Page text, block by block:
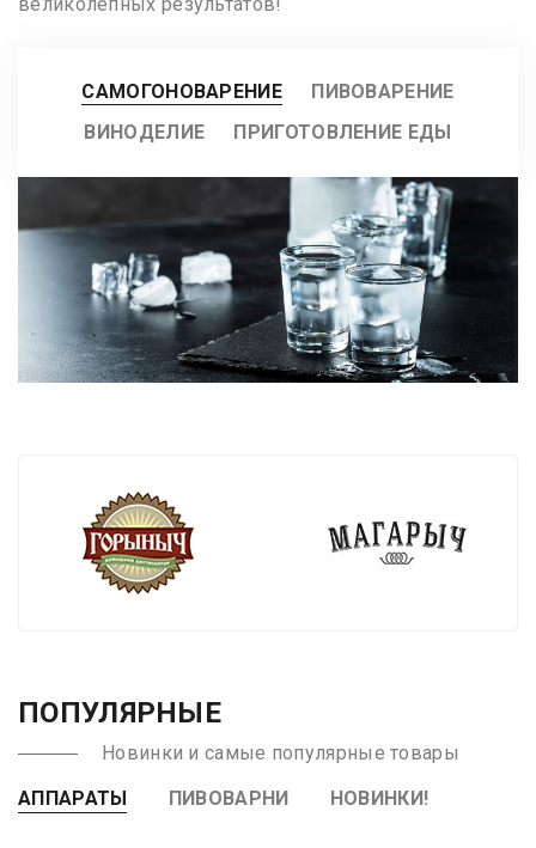
САМОГОНОВАРЕНИЕ
ПИВОВАРЕНИЕ
ВИНОДЕЛИЕ
ПРИГОТОВЛЕНИЕ ЕДЫ
ПОПУЛЯРНЫЕ
Новинки и самые популярные товары
АППАРАТЫ
ПИВОВАРНИ НОВИНКИ!